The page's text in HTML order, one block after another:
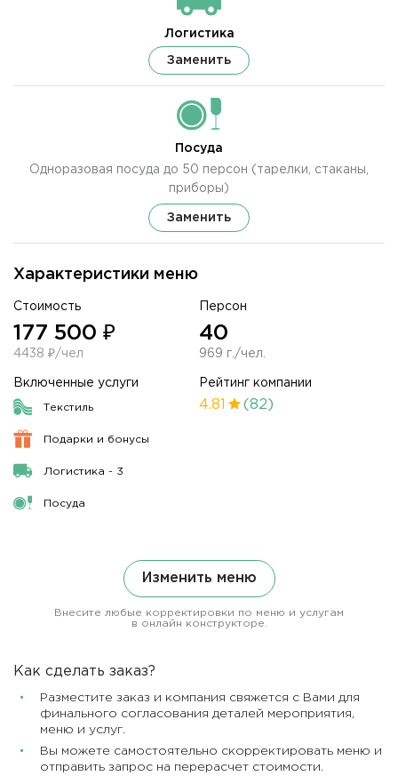
Характеристики меню
Стоимость
177 500 ₽
4438 ₽/чел
Персон
40
969 г./чел.
Включенные услуги
Текстиль
Подарки и бонусы
Логистика - 3
Посуда
Рейтинг компании
4.81 (82)
Изменить меню
Внесите любые корректировки по меню и услугам
в онлайн конструкторе.
Логистика
Заменить
Посуда
Одноразовая посуда до 50 персон (тарелки, стаканы,
приборы)
Заменить
Как сделать заказ?
Разместите заказ и компания свяжется с Вами для
финального согласования деталей мероприятия,
меню и услуг.
Вы можете самостоятельно скорректировать меню и
отправить запрос на перерасчет стоимости.